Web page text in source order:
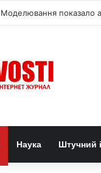
Моделювання показало
Наука Штучний